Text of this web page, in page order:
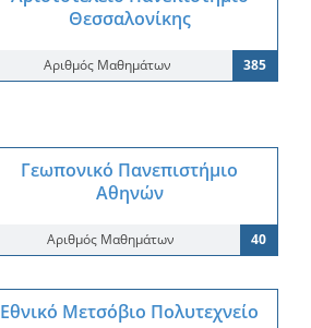
Θεσσαλονίκης
Αριθμός Μαθημάτων 385
Γεωπονικό Πανεπιστήμιο
Αθηνών
Αριθμός Μαθημάτων 40
Εθνικό Μετσόβιο Πολυτεχνείο